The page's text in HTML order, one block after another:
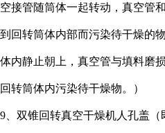
空接管随筒体一起转动，真空管
到回转筒体内部而污染待干燥的
体内静止朝上，真空管与填料磨
回转筒体内污染待干燥物。）
9、双锥回转真空干燥机人孔盖